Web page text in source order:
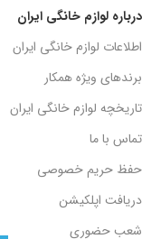
درباره لوازم خانگی ایران
اطلاعات لوازم خانگی ایران
برندهای ویژه همکار
تاریخچه لوازم خانگی ایران
تماس با ما
حفظ حریم خصوصی
دریافت اپلکیشن
شعب حضوری